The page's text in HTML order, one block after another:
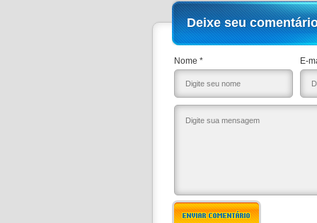
Deixe seu
Nome * E-
ENVIAR COMENTÁRIO